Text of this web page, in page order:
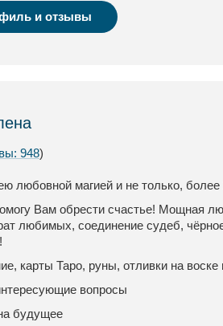
и отзывы
948)
любовной магией и не только,
Вам обрести счастье! Мощная
любимых, соединение судеб,
карты Таро, руны, отливки на воске
вопросы
будущее